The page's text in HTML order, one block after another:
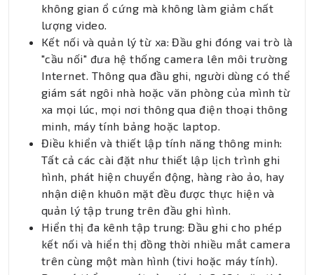
không gian ổ cứng mà không làm giảm chất
lượng video.
Kết nối và quản lý từ xa: Đầu ghi đóng vai trò là
"cầu nối" đưa hệ thống camera lên môi trường
Internet. Thông qua đầu ghi, người dùng có thể
giám sát ngôi nhà hoặc văn phòng của mình từ
xa mọi lúc, mọi nơi thông qua điện thoại thông
minh, máy tính bảng hoặc laptop.
Điều khiển và thiết lập tính năng thông minh:
Tất cả các cài đặt như thiết lập lịch trình ghi
hình, phát hiện chuyển động, hàng rào ảo, hay
nhận diện khuôn mặt đều được thực hiện và
quản lý tập trung trên đầu ghi hình.
Hiển thị đa kênh tập trung: Đầu ghi cho phép
kết nối và hiển thị đồng thời nhiều mắt camera
trên cùng một màn hình (tivi hoặc máy tính).